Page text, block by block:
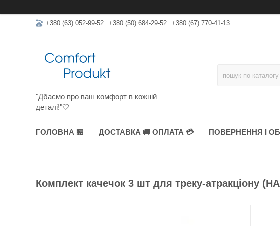
+380 (63) 052-99-52 +380 (50) 684-29-52 +380 (67) 770-41-13
"Дбаємо про ваш комфорт в кожній
деталі!"🤍
ГОЛОВНА 🏪 ДОСТАВКА 🚚 ОПЛАТА 💳 ПОВЕРНЕННЯ І
Комплект качечок 3 шт для треку-атракціону